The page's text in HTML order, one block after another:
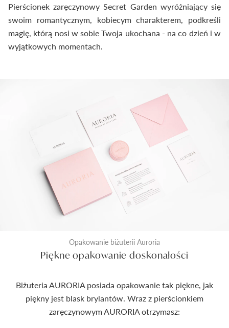
Pierścionek zaręczynowy Secret Garden wyróżniający się
swoim romantycznym, kobiecym charakterem, podkreśli
magię, którą nosi w sobie Twoja ukochana - na co dzień i w
wyjątkowych momentach.
Opakowanie biżuterii Auroria
Piękne opakowanie doskonałości
Biżuteria AURORIA posiada opakowanie tak piękne, jak
piękny jest blask brylantów. Wraz z pierścionkiem
zaręczynowym AURORIA otrzymasz: